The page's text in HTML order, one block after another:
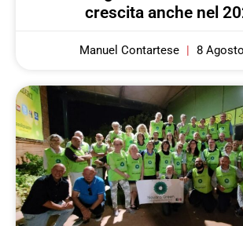
crescita anche nel
Manuel Contartese 8